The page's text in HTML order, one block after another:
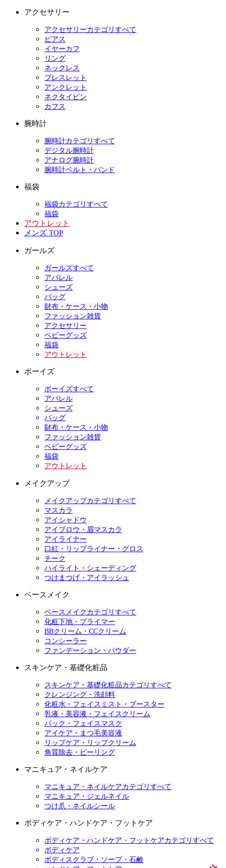
アクセサリー
アクセサリーカテゴリすべて
ピアス
イヤーカフ
リング
ネックレス
ブレスレット
アンクレット
ネクタイピン
カフス
腕時計
腕時計カテゴリすべて
デジタル腕時計
アナログ腕時計
腕時計ベルト・バンド
福袋
福袋カテゴリすべて
福袋
アウトレット
メンズ TOP
ガールズ
ガールズすべて
アパレル
シューズ
バッグ
財布・ケース・小物
ファッション雑貨
アクセサリー
ベビーグッズ
福袋
アウトレット
ボーイズ
ボーイズすべて
アパレル
シューズ
バッグ
財布・ケース・小物
ファッション雑貨
ベビーグッズ
福袋
アウトレット
メイクアップ
メイクアップカテゴリすべて
マスカラ
アイシャドウ
アイブロウ・眉マスカラ
アイライナー
口紅・リップライナー・グロス
チーク
ハイライト・シェーディング
つけまつげ・アイラッシュ
ベースメイク
ベースメイクカテゴリすべて
化粧下地・プライマー
BBクリーム・CCクリーム
コンシーラー
ファンデーション・パウダー
スキンケア・基礎化粧品
スキンケア・基礎化粧品カテゴリすべて
クレンジング・洗顔料
化粧水・フェイスミスト・ブースター
乳液・美容液・フェイスクリーム
パック・フェイスマスク
アイケア・まつ毛美容液
リップケア・リップクリーム
角質除去・ピーリング
マニキュア・ネイルケア
マニキュア・ネイルケアカテゴリすべて
マニキュア・ジェルネイル
つけ爪・ネイルシール
ボディケア・ハンドケア・フットケア
ボディケア・ハンドケア・フットケアカテゴリすべて
ボディケア
ボディスクラブ・ソープ・石鹸